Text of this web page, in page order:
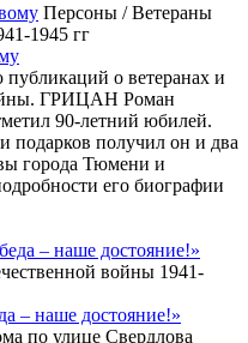
Персоны / Ветераны
1945 гг
о ветеранах и
ГРИЦАН Роман
90-летний юбилей.
подарков получил он и два
города Тюмени и
его биографии
войны 1941-
– наше достояние!»
по улице Свердлова